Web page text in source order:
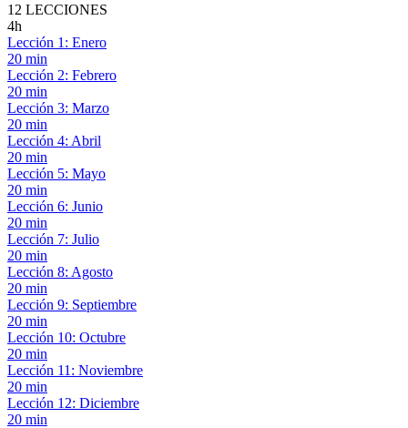
12 LECCIONES
4h
Lección 1: Enero
20 min
Lección 2: Febrero
20 min
Lección 3: Marzo
20 min
Lección 4: Abril
20 min
Lección 5: Mayo
20 min
Lección 6: Junio
20 min
Lección 7: Julio
20 min
Lección 8: Agosto
20 min
Lección 9: Septiembre
20 min
Lección 10: Octubre
20 min
Lección 11: Noviembre
20 min
Lección 12: Diciembre
20 min